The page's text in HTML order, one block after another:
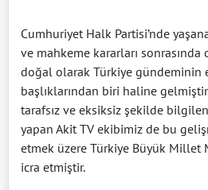
Cumhuriyet Halk Partisi’nde
ve mahkeme kararları
doğal olarak Türkiye gündeminin
başlıklarından biri haline
tarafsız ve eksiksiz şekilde
yapan Akit TV ekibimiz de bu
etmek üzere Türkiye Büyük
icra etmiştir.